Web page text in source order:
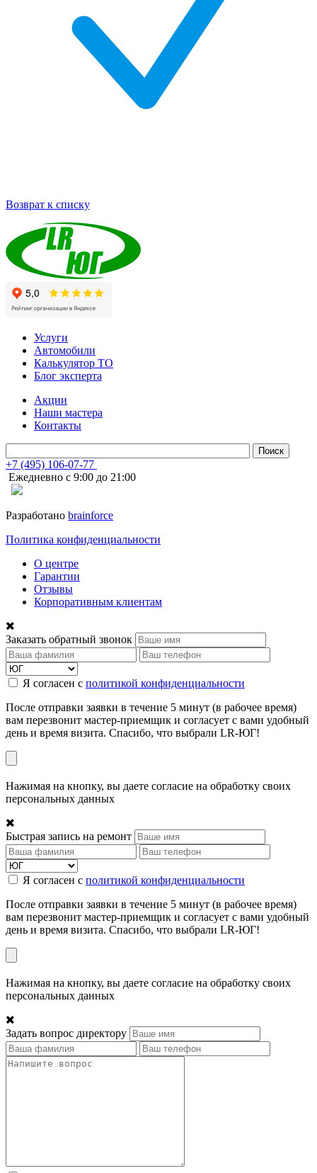
Возврат к списку
Услуги
Автомобили
Калькулятор ТО
Блог эксперта
Акции
Наши мастера
Контакты
+7 (495) 106-07-77
Ежедневно с 9:00 до 21:00
Разработано brainforce
Политика конфиденциальности
О центре
Гарантии
Отзывы
Корпоративным клиентам
Заказать обратный звонок
Я согласен с политикой конфиденциальности
После отправки заявки в течение 5 минут (в рабочее время)
вам перезвонит мастер-приемщик и согласует с вами удобный
день и время визита. Спасибо, что выбрали LR-ЮГ!
Нажимая на кнопку, вы даете согласие на обработку своих
персональных данных
Быстрая запись на ремонт
Я согласен с политикой конфиденциальности
После отправки заявки в течение 5 минут (в рабочее время)
вам перезвонит мастер-приемщик и согласует с вами удобный
день и время визита. Спасибо, что выбрали LR-ЮГ!
Нажимая на кнопку, вы даете согласие на обработку своих
персональных данных
Задать вопрос директору